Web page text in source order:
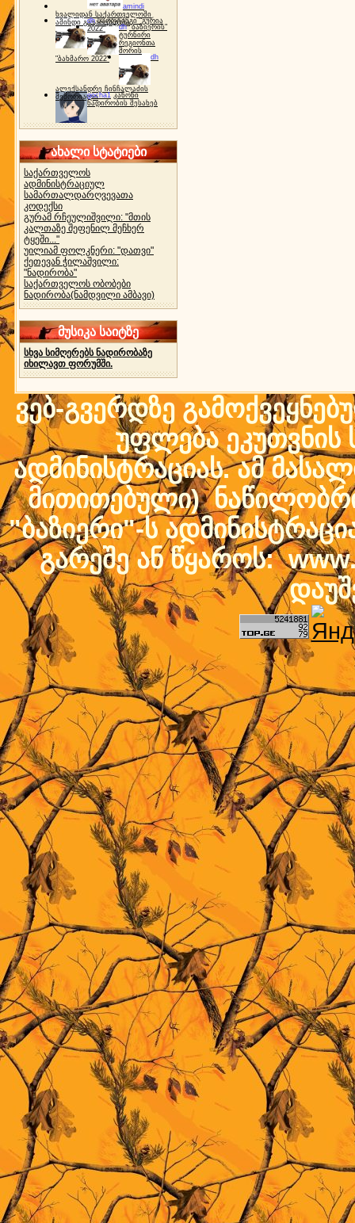
amindi
ხვალიდან საქართველოში
ამინდი გაუარესდება
dh სპორტინგი "გურია
2022"
dh "ბაზიერის"
ტურნირი
რეგიონთა
შორის
"ბახმარო 2022"
dh
ალექსანდრე ჩინჩალაძის
მემორიალიgocha1 კანონი
ნადირობის შესახებ
ახალი სტატიები
საქართველოს
ადმინისტრაციულ
სამართალდარღვევათა
კოდექსი
გურამ რჩეულიშვილი: "მთის
კალთაზე შეფენილ მეჩხერ
ტყეში..."
უილიამ ფოლკნერი: "დათვი"
ქეთევან ჭილაშვილი:
"ნადირობა"
საქართველოს ობობები
ნადირობა(ნამდვილი ამბავი)
მუსიკა საიტზე
სხვა სიმღერებს ნადირობაზე
იხილავთ ფორუმში.
ვებ-გვერდზე
უფლება ეკუთვნის
ადმინისტრაციას. ამ
მითითებული)
"ბაზიერი"-ს
გარეშე ან წყაროს: